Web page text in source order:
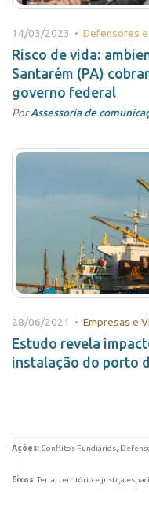
14/03/2023 • Defensores
Risco de vida:
Santarém (PA)
governo federal
PorAssessoria de
28/06/2021 • Empresas e
Estudo revela
instalação do porto
Ações: Conflitos Fundiários,
Eixos: Terra, território e justiça